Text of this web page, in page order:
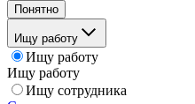
Понятно
Ищу работу
Ищу работу
Ищу работу
Ищу сотрудника